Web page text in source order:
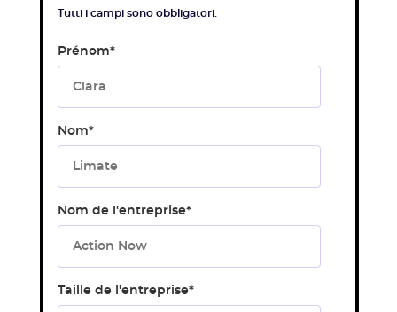
Tutti i campi sono obbligatori.
Prénom*
Nom*
Nom de l'entreprise*
Taille de l'entreprise*